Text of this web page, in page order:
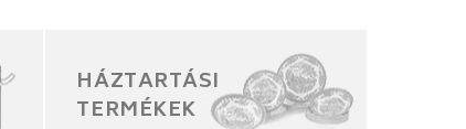
HÁZTARTÁSI
TERMÉKEK